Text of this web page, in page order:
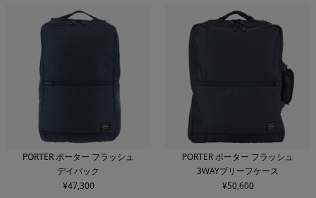
PORTER ポーター フラッシュ
デイパック
¥47,300
PORTER ポーター フラッシュ
3WAYブリーフケース
¥50,600